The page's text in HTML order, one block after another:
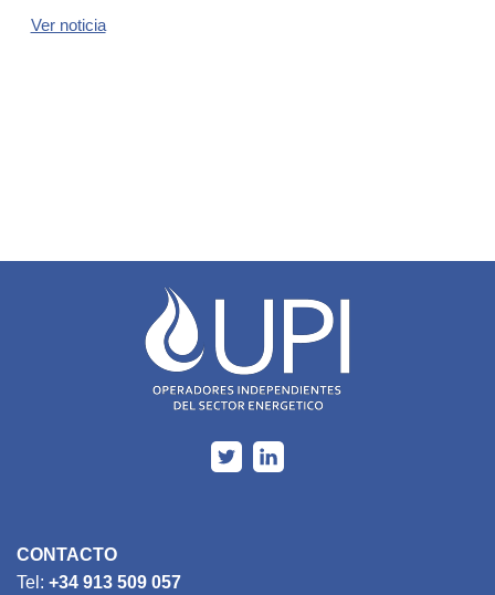
Ver noticia
CONTACTO
Tel: +34 913 509 057